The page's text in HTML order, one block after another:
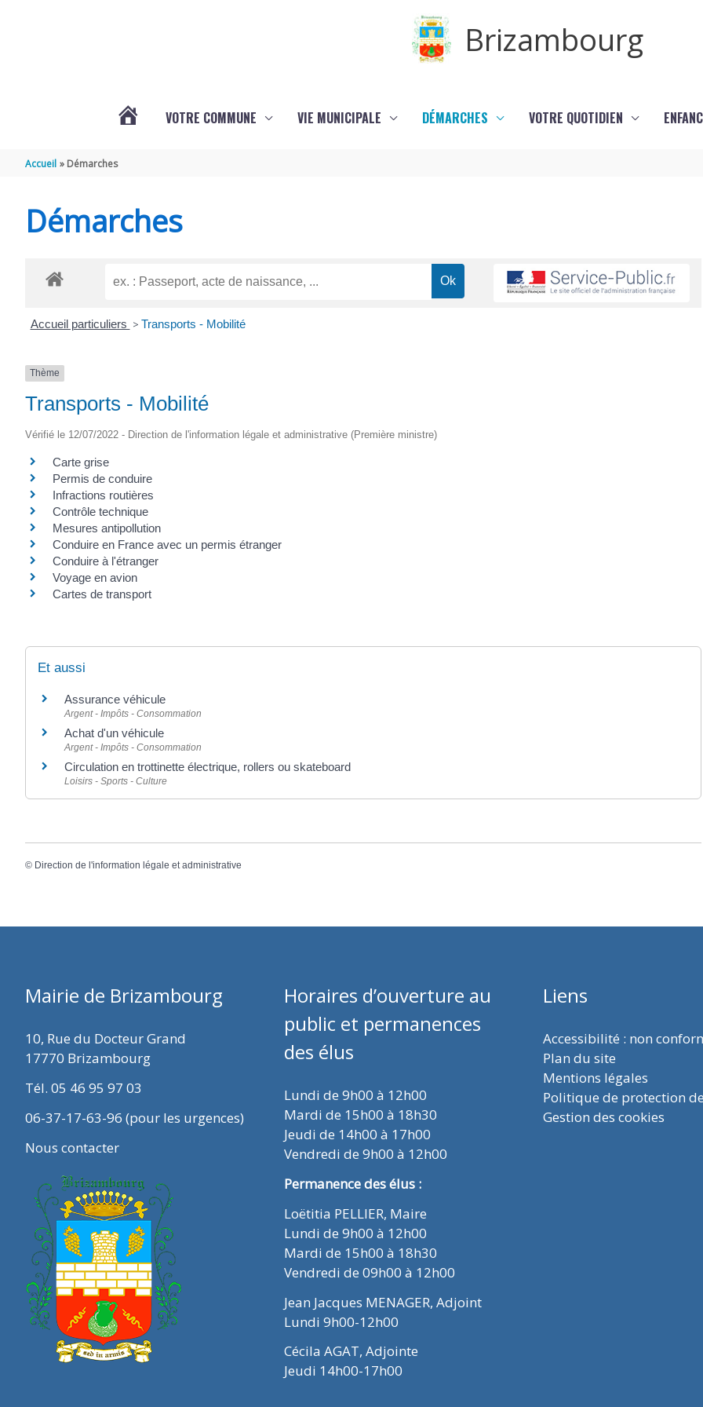
Brizambourg
VOTRE COMMUNE VIE MUNICIPALE DÉMARCHES VOTRE QUOTIDIEN
Accueil Démarches
Démarches
Accueil particuliers > Transports - Mobilité
Thème
Transports - Mobilité
Vérifié le 12/07/2022 - Direction de l'information légale et administrative (Première ministre)
Carte grise
Permis de conduire
Infractions routières
Contrôle technique
Mesures antipollution
Conduire en France avec un permis étranger
Conduire à l'étranger
Voyage en avion
Cartes de transport
Et aussi
Assurance véhicule
Argent - Impôts - Consommation
Achat d'un véhicule
Argent - Impôts - Consommation
Circulation en trottinette électrique, rollers ou skateboard
Loisirs - Sports - Culture
© Direction de l'information légale et administrative
Mairie de Brizambourg
10, Rue du Docteur Grand
17770 Brizambourg
Tél. 05 46 95 97 03
06-37-17-63-96 (pour les urgences)
Nous contacter
Horaires d’ouverture au
public et permanences
des élus
Lundi de 9h00 à 12h00
Mardi de 15h00 à 18h30
Jeudi de 14h00 à 17h00
Vendredi de 9h00 à 12h00
Permanence des élus :
Loëtitia PELLIER, Maire
Lundi de 9h00 à 12h00
Mardi de 15h00 à 18h30
Vendredi de 09h00 à 12h00
Jean Jacques MENAGER, Adjoint
Lundi 9h00-12h00
Cécila AGAT, Adjointe
Jeudi 14h00-17h00
Liens
Accessibilité : non
Plan du site
Mentions légales
Politique de protection
Gestion des cookies